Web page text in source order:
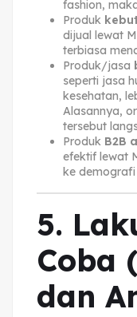
fashion,
Produk
dijual lewat
terbiasa
Produk/jasa
seperti jasa
kesehatan,
Alasannya,
tersebut
Produk B2B
efektif lewat
ke demografi
5.
Coba
dan